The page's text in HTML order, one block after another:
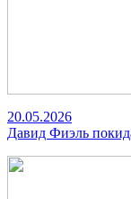
20.05.2026
Давид Фиэль